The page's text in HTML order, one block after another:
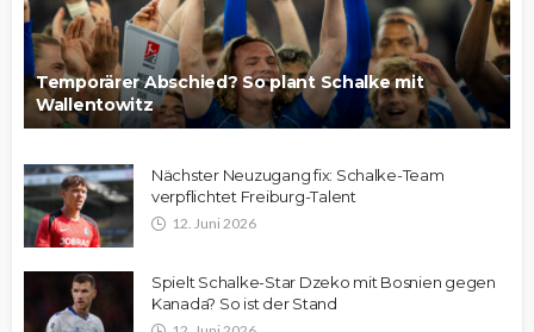
Temporärer Abschied? So plant Schalke mit
Wallentowitz
Nächster Neuzugang fix: Schalke-Team
verpflichtet Freiburg-Talent
12. Juni 2026
Spielt Schalke-Star Dzeko mit Bosnien gegen
Kanada? So ist der Stand